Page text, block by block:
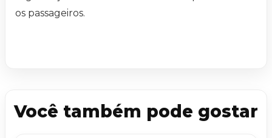
os passageiros.
Você também pode gostar